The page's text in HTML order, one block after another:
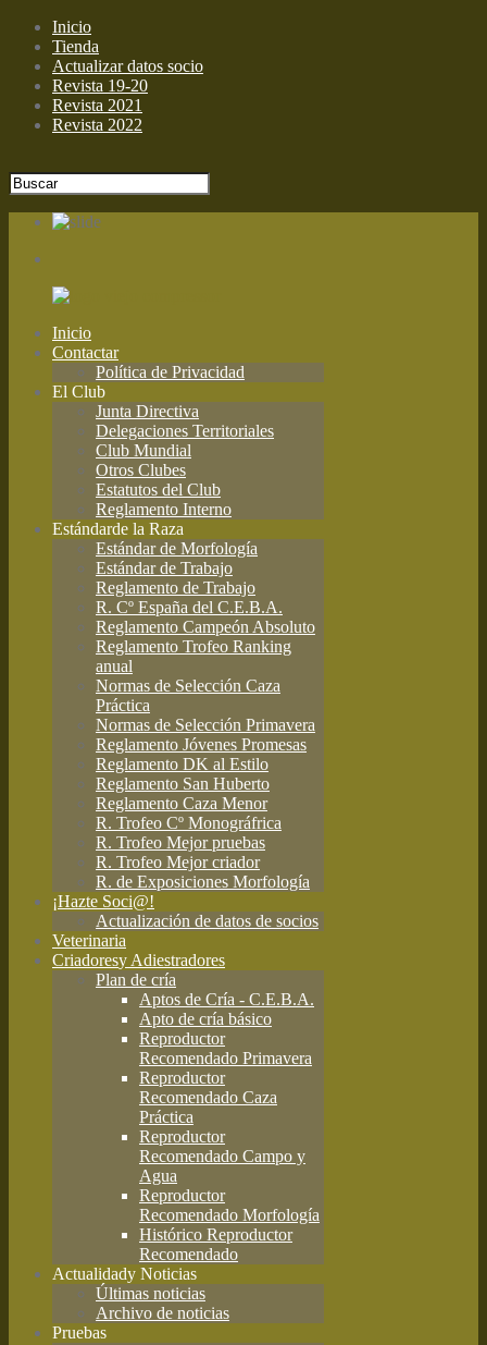
Inicio
Tienda
Actualizar datos socio
Revista 19-20
Revista 2021
Revista 2022
Inicio
Contactar
Política de Privacidad
El Club
Junta Directiva
Delegaciones Territoriales
Club Mundial
Otros Clubes
Estatutos del Club
Reglamento Interno
Estándarde la Raza
Estándar de Morfología
Estándar de Trabajo
Reglamento de Trabajo
R. Cº España del C.E.B.A.
Reglamento Campeón Absoluto
Reglamento Trofeo Ranking
anual
Normas de Selección Caza
Práctica
Normas de Selección Primavera
Reglamento Jóvenes Promesas
Reglamento DK al Estilo
Reglamento San Huberto
Reglamento Caza Menor
R. Trofeo Cº Monográfrica
R. Trofeo Mejor pruebas
R. Trofeo Mejor criador
R. de Exposiciones Morfología
¡Hazte Soci@!
Actualización de datos de socios
Veterinaria
Criadoresy Adiestradores
Plan de cría
Aptos de Cría - C.E.B.A.
Apto de cría básico
Reproductor
Recomendado Primavera
Reproductor
Recomendado Caza
Práctica
Reproductor
Recomendado Campo y
Agua
Reproductor
Recomendado Morfología
Histórico Reproductor
Recomendado
Actualidady Noticias
Últimas noticias
Archivo de noticias
Pruebas